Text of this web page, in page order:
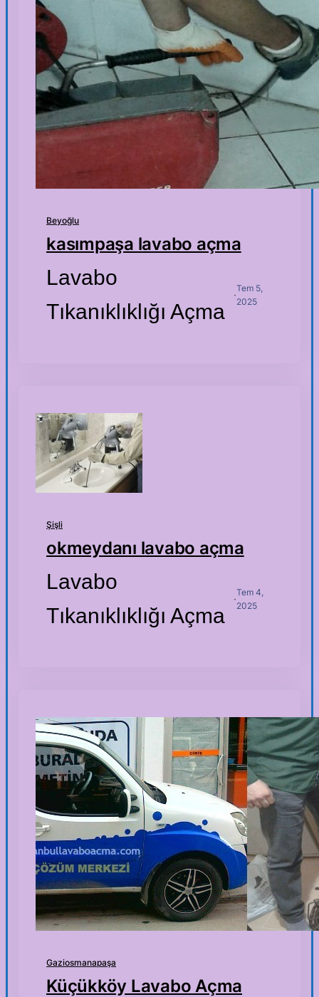
Beyoğlu
kasımpaşa lavabo açma
Lavabo
Tıkanıklıklığı Açma
·
Tem 5,
2025
Şişli
okmeydanı lavabo açma
Lavabo
Tıkanıklıklığı Açma
·
Tem 4,
2025
Gaziosmanapaşa
Küçükköy Lavabo Açma